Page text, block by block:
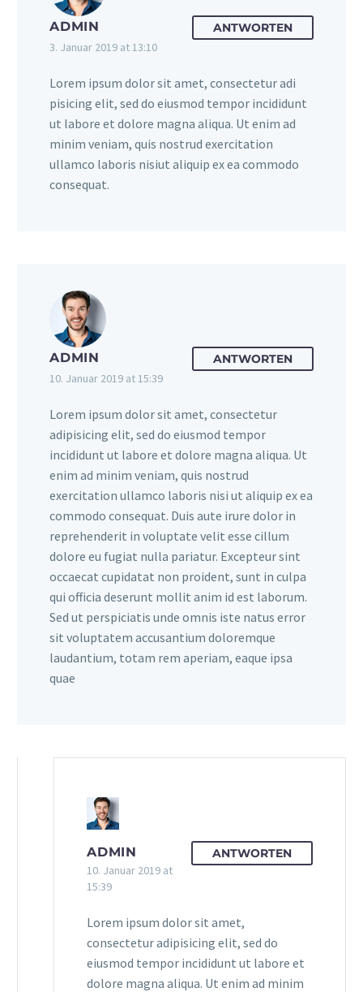
ADMIN
3. Januar 2019 at 13:10
ANTWORTEN
Lorem ipsum dolor sit amet, consectetur adi
pisicing elit, sed do eiusmod tempor incididunt
ut labore et dolore magna aliqua. Ut enim ad
minim veniam, quis nostrud exercitation
ullamco laboris nisiut aliquip ex ea commodo
consequat.
ADMIN
10. Januar 2019 at 15:39
ANTWORTEN
Lorem ipsum dolor sit amet, consectetur
adipisicing elit, sed do eiusmod tempor
incididunt ut labore et dolore magna aliqua. Ut
enim ad minim veniam, quis nostrud
exercitation ullamco laboris nisi ut aliquip ex ea
commodo consequat. Duis aute irure dolor in
reprehenderit in voluptate velit esse cillum
dolore eu fugiat nulla pariatur. Excepteur sint
occaecat cupidatat non proident, sunt in culpa
qui officia deserunt mollit anim id est laborum.
Sed ut perspiciatis unde omnis iste natus error
sit voluptatem accusantium doloremque
laudantium, totam rem aperiam, eaque ipsa
quae
ADMIN
10. Januar 2019 at
15:39
ANTWORTEN
Lorem ipsum dolor sit amet,
consectetur adipisicing elit, sed do
eiusmod tempor incididunt ut labore et
dolore magna aliqua. Ut enim ad minim